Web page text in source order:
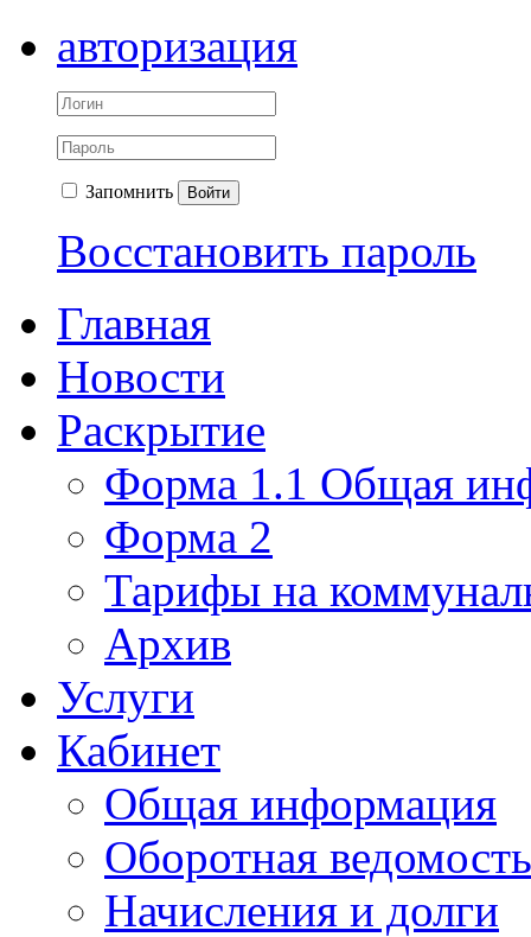
авторизация
Запомнить Войти
Восстановить пароль
Главная
Новости
Раскрытие
Форма 1.1 Общая
Форма 2
Тарифы на
Архив
Услуги
Кабинет
Общая информация
Оборотная ведомость
Начисления и долги